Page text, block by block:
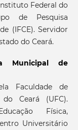
Federal do
de Pesquisa
(IFCE). Servidor
do Ceará.
Municipal de
Faculdade de
Ceará (UFC).
Física,
Universitário